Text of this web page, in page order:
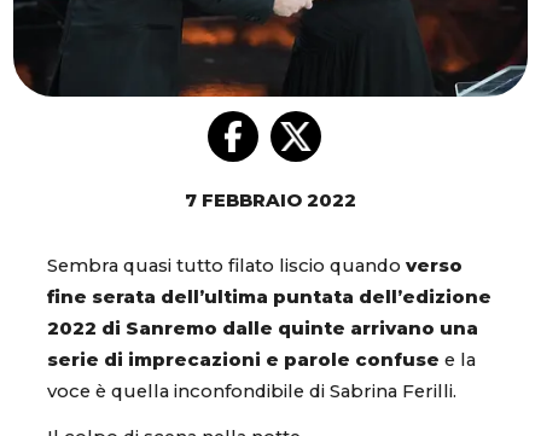
7 FEBBRAIO 2022
Sembra quasi tutto filato liscio quando verso
fine serata dell’ultima puntata dell’edizione
2022 di Sanremo dalle quinte arrivano una
serie di imprecazioni e parole confuse e la
voce è quella inconfondibile di Sabrina Ferilli.